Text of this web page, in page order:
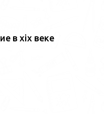
в xix веке